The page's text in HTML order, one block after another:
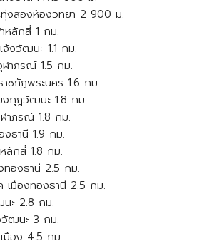
ะทุ่งสองห้องวิทยา 2 900 ม.
หลักสี่ 1 กม.
จ้งวัฒนะ 1.1 กม.
ฬาภรณ์ 1.5 กม.
ชภัฏพระนคร 1.6 กม.
งกุฎวัฒนะ 1.8 กม.
าภรณ์ 1.8 กม.
งธานี 1.9 กม.
ลักสี่ 1.8 กม.
ทองธานี 2.5 กม.
เมืองทองธานี 2.5 กม.
ะ 2.8 กม.
วัฒนะ 3 กม.
มือง 4.5 กม.